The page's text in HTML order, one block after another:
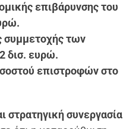
επιβάρυνσης του
συμμετοχής των
δισ. ευρώ.
επιστροφών στο
στρατηγική συνεργασία